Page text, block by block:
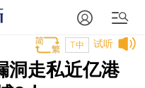
试听
T中
洞走私近亿港